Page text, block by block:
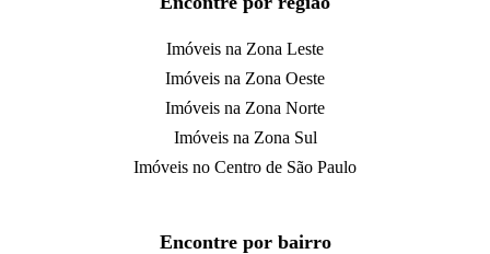
Imóveis na Zona Leste
Imóveis na Zona Oeste
Imóveis na Zona Norte
Imóveis na Zona Sul
Imóveis no Centro de São Paulo
Encontre por bairro